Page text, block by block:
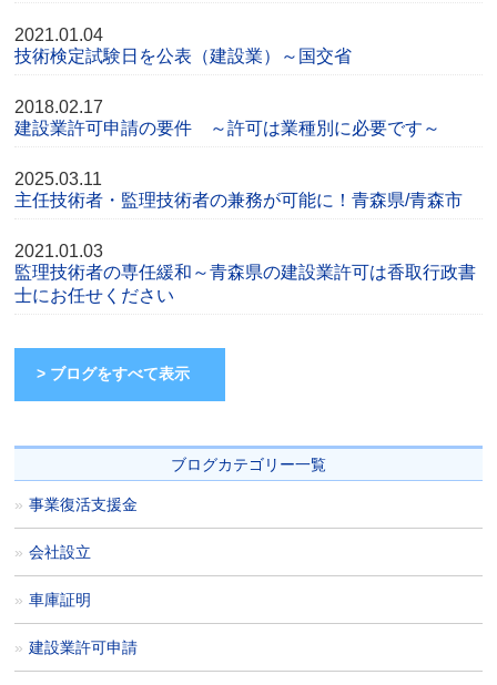
2021.01.04
技術検定試験日を公表（建設業）～国交省
2018.02.17
建設業許可申請の要件 ～許可は業種別に必要です～
2025.03.11
主任技術者・監理技術者の兼務が可能に！青森県/青森市
2021.01.03
監理技術者の専任緩和～青森県の建設業許可は香取行政書
士にお任せください
> ブログをすべて表示
ブログカテゴリー一覧
事業復活支援金
会社設立
車庫証明
建設業許可申請